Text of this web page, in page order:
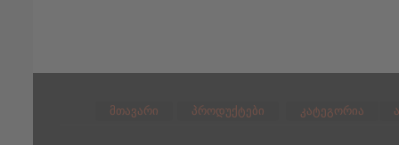
მთავარი პროდუქტები კატეგორია